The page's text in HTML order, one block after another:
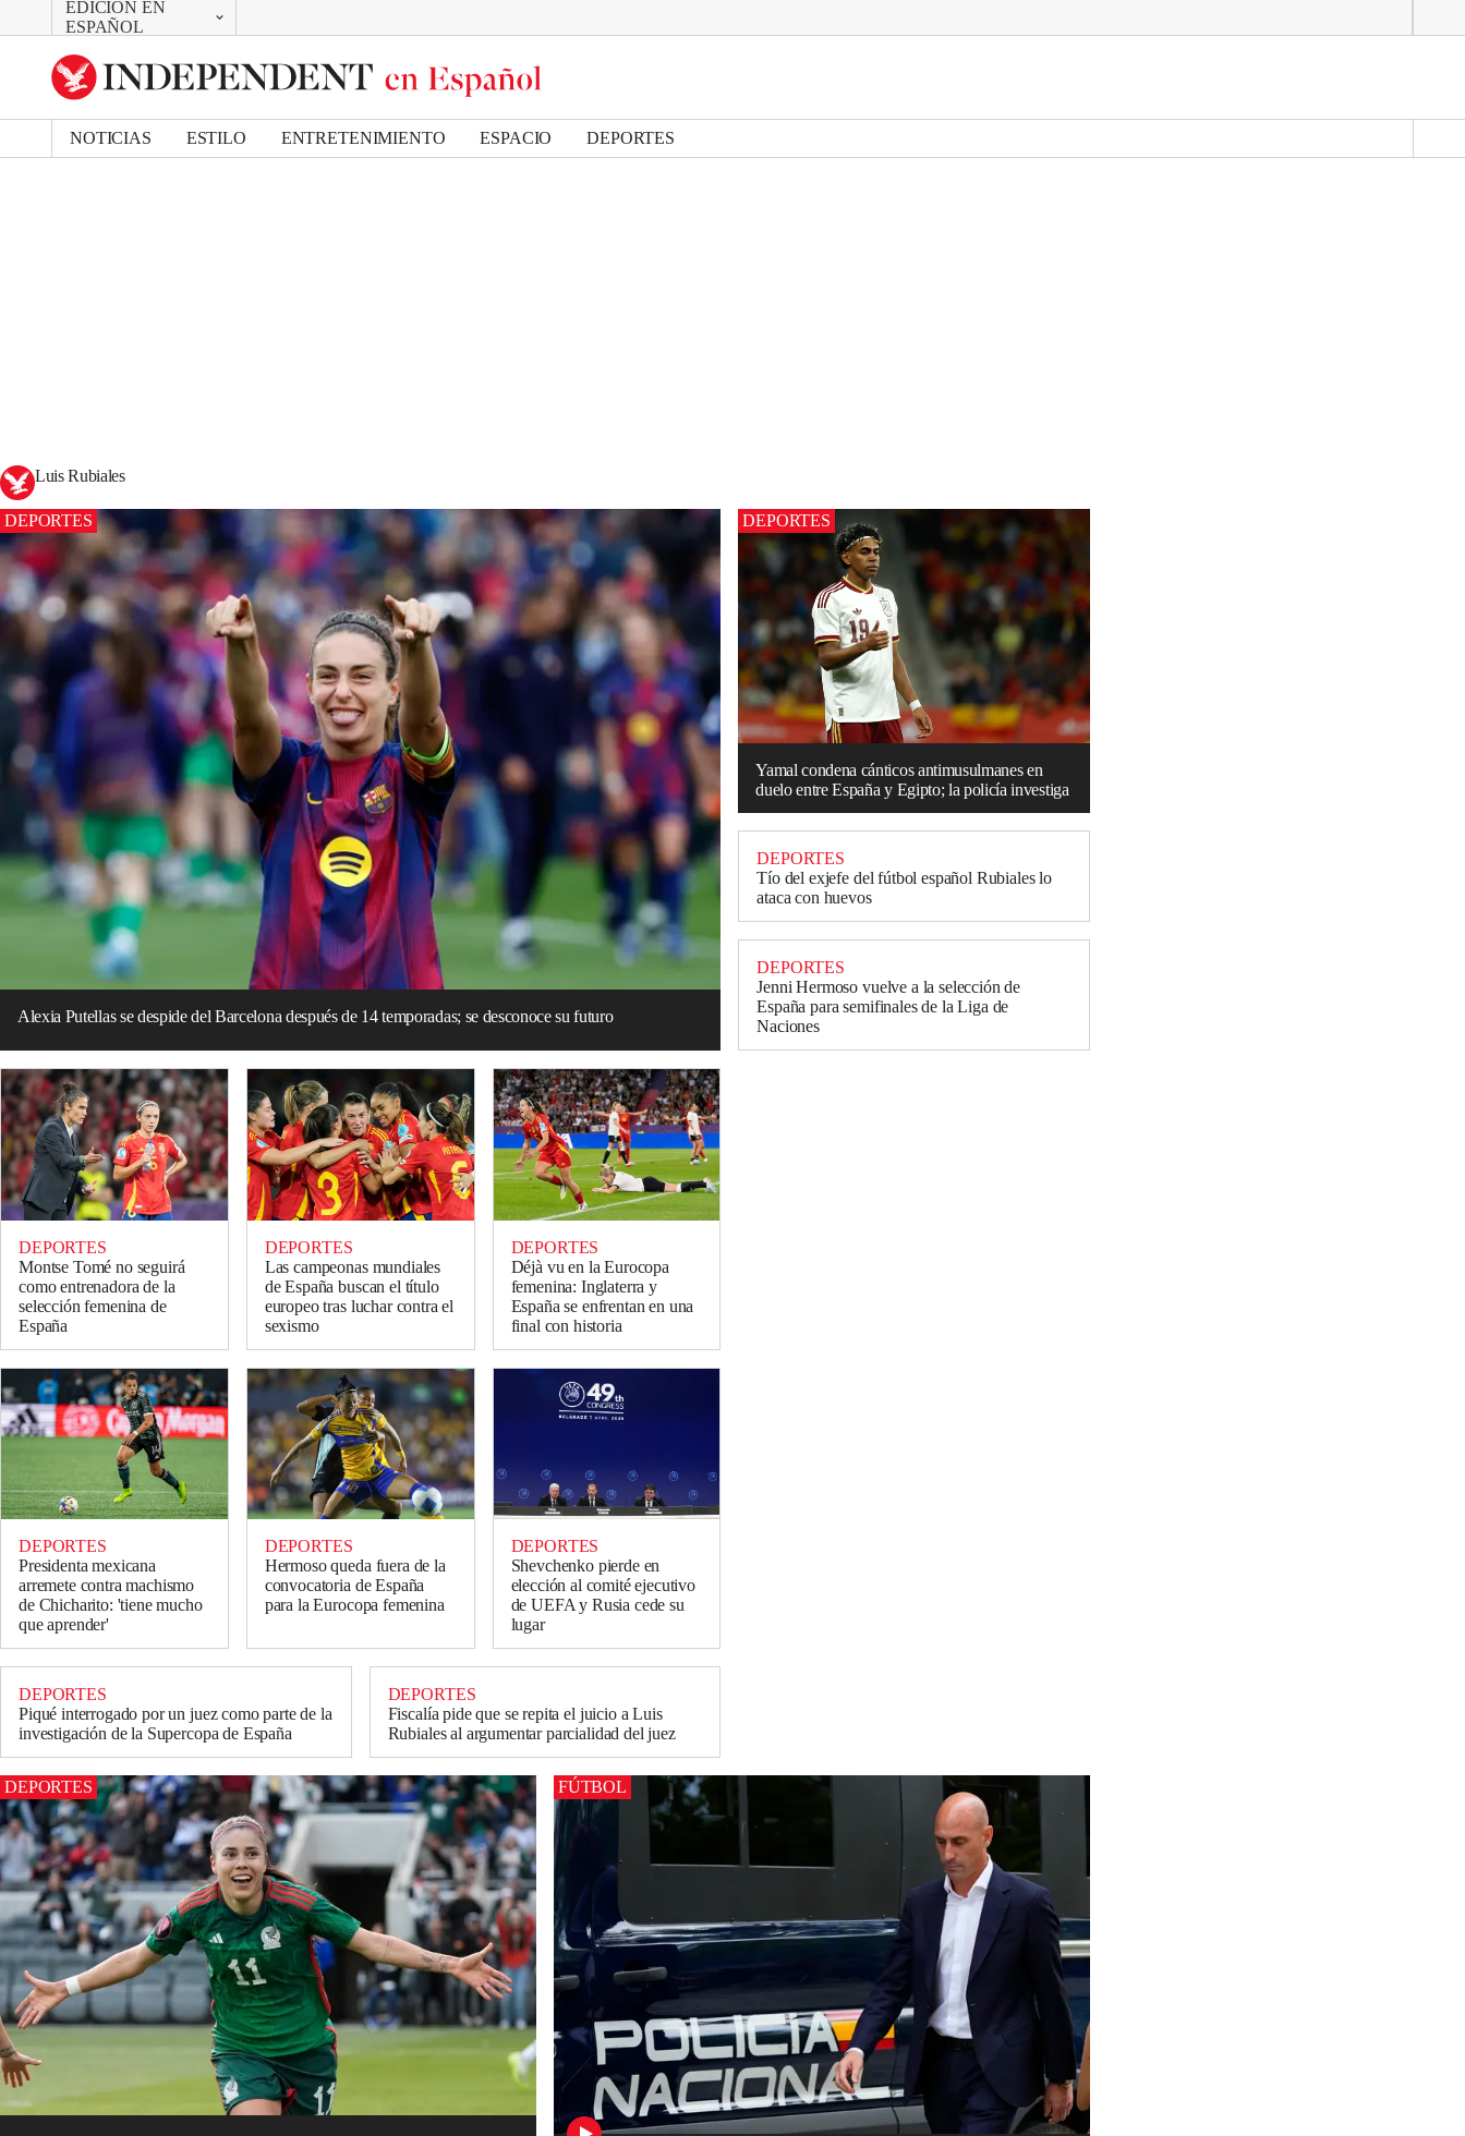
EDICIÓN EN
ESPAÑOL
CAMBIAR
UK Edition
US Edition
NOTICIAS ESTILO ENTRETENIMIENTO ESPACIO DEPORTES
Luis Rubiales
DEPORTES
Alexia Putellas se despide del Barcelona después de 14 temporadas; se desconoce su futuro
DEPORTES
Yamal condena cánticos antimusulmanes en
duelo entre España y Egipto; la policía investiga
DEPORTES
Tío del exjefe del fútbol español Rubiales lo
ataca con huevos
DEPORTES
Jenni Hermoso vuelve a la selección de
España para semifinales de la Liga de
Naciones
DEPORTES
Montse Tomé no seguirá
como entrenadora de la
selección femenina de
España
DEPORTES
Las campeonas mundiales
de España buscan el título
europeo tras luchar contra el
sexismo
DEPORTES
Déjà vu en la Eurocopa
femenina: Inglaterra y
España se enfrentan en una
final con historia
DEPORTES
Presidenta mexicana
arremete contra machismo
de Chicharito: 'tiene mucho
que aprender'
DEPORTES
Hermoso queda fuera de la
convocatoria de España
para la Eurocopa femenina
DEPORTES
Shevchenko pierde en
elección al comité ejecutivo
de UEFA y Rusia cede su
lugar
DEPORTES
Piqué interrogado por un juez como parte de la
investigación de la Supercopa de España
DEPORTES
Fiscalía pide que se repita el juicio a Luis
Rubiales al argumentar parcialidad del juez
DEPORTES FÚTBOL